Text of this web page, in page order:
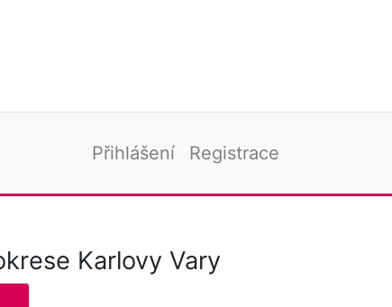
Přihlášení Registrace
Karlovy Vary